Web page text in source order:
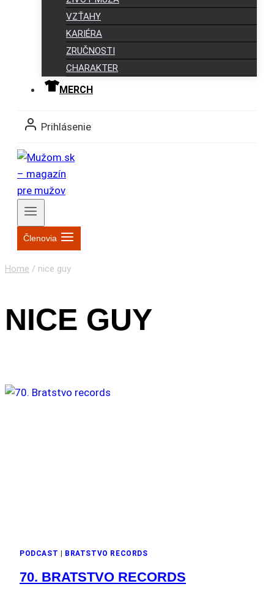
VZŤAHY
KARIÉRA
ZRUČNOSTI
CHARAKTER
MERCH
Prihlásenie
Členovia
Home / nice guy
NICE GUY
PODCAST BRATSTVO RECORDS
70. BRATSTVO RECORDS